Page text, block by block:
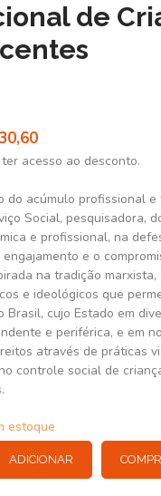
de
acesso ao desconto.
do acúmulo profissional
Social, pesquisadora,
e profissional, na
e o
na tradição
e ideológicos que
Brasil, cujo Estado em
e periférica, e em
através de práticas
controle social de
estoque
ADICIONAR